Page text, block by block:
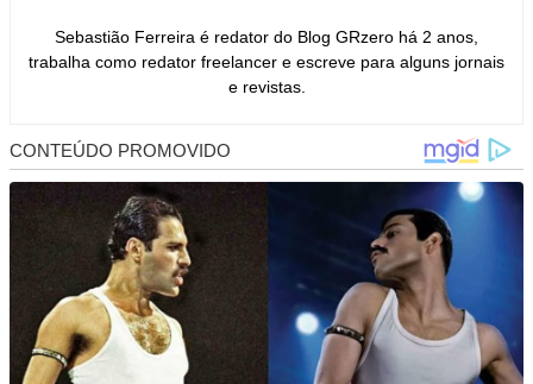
Sebastião Ferreira é redator do Blog GRzero há 2 anos,
trabalha como redator freelancer e escreve para alguns jornais
e revistas.